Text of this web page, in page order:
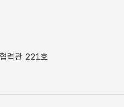
력관 221호